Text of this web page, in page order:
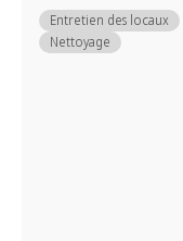
Entretien des locaux
Nettoyage